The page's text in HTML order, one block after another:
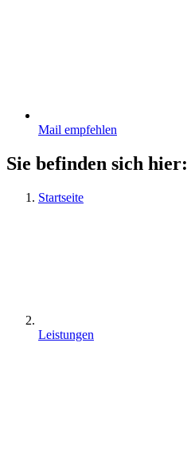
Mail empfehlen
Sie befinden sich hier:
Startseite
Leistungen